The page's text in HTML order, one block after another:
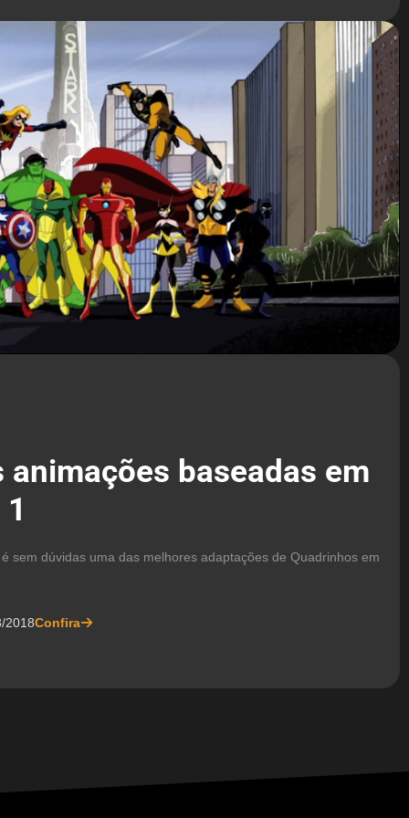
baseadas em
sem dúvidas uma das melhores adaptações de Quadrinhos em
2018Confira